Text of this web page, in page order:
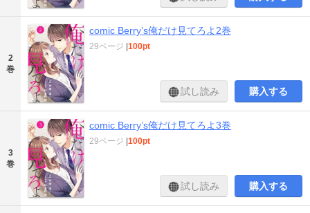
2
巻
comic Berry’s俺だけ見てろよ2巻
29ページ |100pt
試し読み 購入する
3
巻
comic Berry’s俺だけ見てろよ3巻
29ページ |100pt
試し読み 購入する